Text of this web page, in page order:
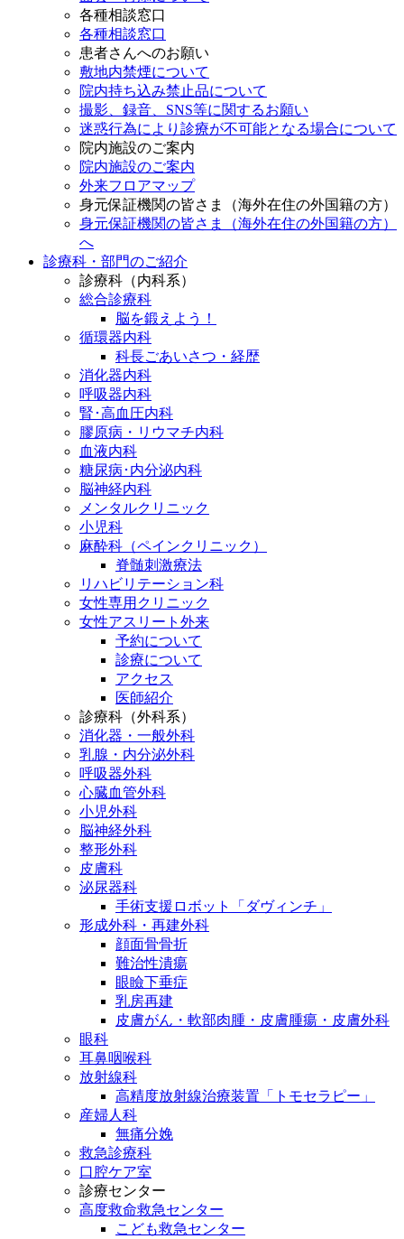
各種相談窓口
各種相談窓口
患者さんへのお願い
敷地内禁煙について
院内持ち込み禁止品について
撮影、録音、SNS等に関するお願い
迷惑行為により診療が不可能となる場合について
院内施設のご案内
院内施設のご案内
外来フロアマップ
身元保証機関の皆さま（海外在住の外国籍の方）
身元保証機関の皆さま（海外在住の外国籍の方）
へ
診療科・部門のご紹介
診療科（内科系）
総合診療科
脳を鍛えよう！
循環器内科
科長ごあいさつ・経歴
消化器内科
呼吸器内科
腎･高血圧内科
膠原病・リウマチ内科
血液内科
糖尿病･内分泌内科
脳神経内科
メンタルクリニック
小児科
麻酔科（ペインクリニック）
脊髄刺激療法
リハビリテーション科
女性専用クリニック
女性アスリート外来
予約について
診療について
アクセス
医師紹介
診療科（外科系）
消化器・一般外科
乳腺・内分泌外科
呼吸器外科
心臓血管外科
小児外科
脳神経外科
整形外科
皮膚科
泌尿器科
手術支援ロボット「ダヴィンチ」
形成外科・再建外科
顔面骨骨折
難治性潰瘍
眼瞼下垂症
乳房再建
皮膚がん・軟部肉腫・皮膚腫瘍・皮膚外科
眼科
耳鼻咽喉科
放射線科
高精度放射線治療装置「トモセラピー」
産婦人科
無痛分娩
救急診療科
口腔ケア室
診療センター
高度救命救急センター
こども救急センター